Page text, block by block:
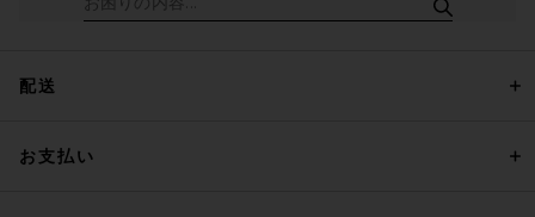
ファクト検索
配送
お支払い